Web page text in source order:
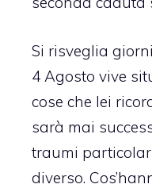
Si risveglia
4 Agosto vive
cose che lei
sarà mai
traumi
diverso.